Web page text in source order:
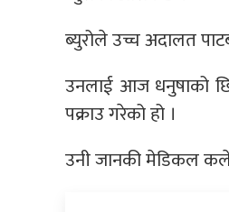
ब्युरोले उच्च अदालत
उनलाई आज धनुषाको
पक्राउ गरेको हो ।
उनी जानकी मेडिकल